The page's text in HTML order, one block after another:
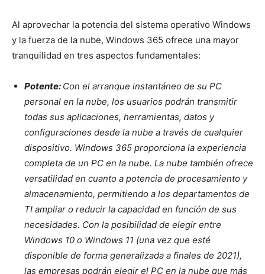
Al aprovechar la potencia del sistema operativo Windows
y la fuerza de la nube, Windows 365 ofrece una mayor
tranquilidad en tres aspectos fundamentales:
Potente: Con el arranque instantáneo de su PC
personal en la nube, los usuarios podrán transmitir
todas sus aplicaciones, herramientas, datos y
configuraciones desde la nube a través de cualquier
dispositivo. Windows 365 proporciona la experiencia
completa de un PC en la nube. La nube también ofrece
versatilidad en cuanto a potencia de procesamiento y
almacenamiento, permitiendo a los departamentos de
TI ampliar o reducir la capacidad en función de sus
necesidades. Con la posibilidad de elegir entre
Windows 10 o Windows 11 (una vez que esté
disponible de forma generalizada a finales de 2021),
las empresas podrán elegir el PC en la nube que más